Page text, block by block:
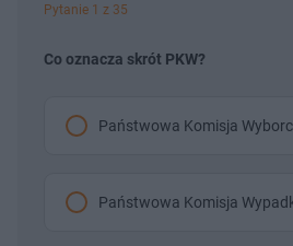
Pytanie 1 z 35
Co oznacza skrót PKW?
Państwowa Komisja
Państwowa Komisja